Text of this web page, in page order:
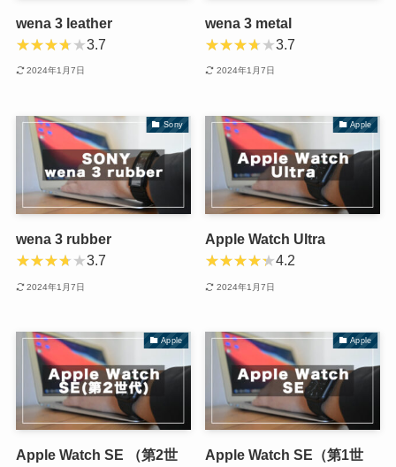
wena 3 leather
3.7
2024年1月7日
wena 3 metal
3.7
2024年1月7日
Sony
wena 3 rubber
3.7
2024年1月7日
Apple
Apple Watch Ultra
4.2
2024年1月7日
Apple
Apple Watch SE （第2世
Apple
Apple Watch SE（第1世